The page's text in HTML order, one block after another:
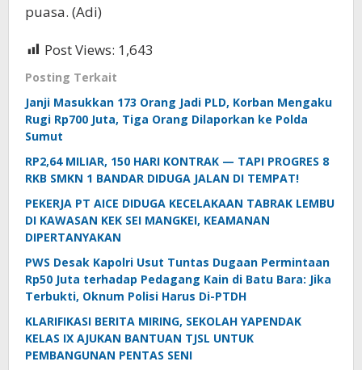
puasa. (Adi)
Post Views: 1,643
Posting Terkait
Janji Masukkan 173 Orang Jadi PLD, Korban Mengaku
Rugi Rp700 Juta, Tiga Orang Dilaporkan ke Polda
Sumut
RP2,64 MILIAR, 150 HARI KONTRAK — TAPI PROGRES 8
RKB SMKN 1 BANDAR DIDUGA JALAN DI TEMPAT!
PEKERJA PT AICE DIDUGA KECELAKAAN TABRAK LEMBU
DI KAWASAN KEK SEI MANGKEI, KEAMANAN
DIPERTANYAKAN
PWS Desak Kapolri Usut Tuntas Dugaan Permintaan
Rp50 Juta terhadap Pedagang Kain di Batu Bara: Jika
Terbukti, Oknum Polisi Harus Di-PTDH
KLARIFIKASI BERITA MIRING, SEKOLAH YAPENDAK
KELAS IX AJUKAN BANTUAN TJSL UNTUK
PEMBANGUNAN PENTAS SENI